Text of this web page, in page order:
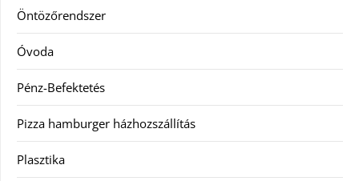
Öntözőrendszer
Óvoda
Pénz-Befektetés
Pizza hamburger házhozszállítás
Plasztika